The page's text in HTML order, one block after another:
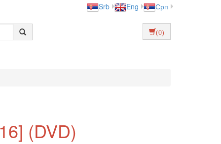
Srb Eng Срп
(0)
(DVD)